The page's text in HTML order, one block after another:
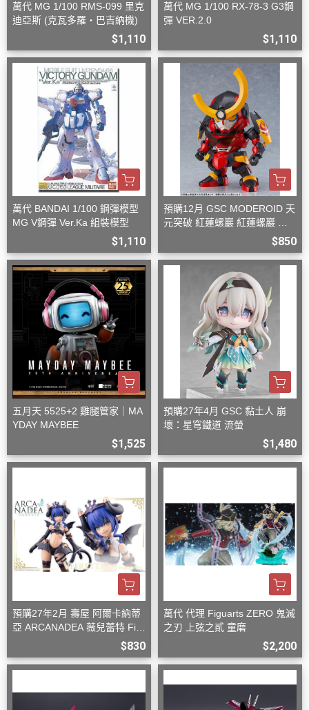
萬代 MG 1/100 RMS-099 里克
迪亞斯 (克瓦多羅・巴吉納機)
$1,110
萬代 MG 1/100 RX-78-3 G3鋼
彈 VER.2.0
$1,110
萬代 BANDAI 1/100 鋼彈模型
MG V鋼彈 Ver.Ka 組裝模型
$1,110
預購12月 GSC MODEROID 天
元突破 紅蓮螺巖 紅蓮螺巖 再
$850
五月天 5525+2 雞腿管家｜MA
YDAY MAYBEE
$1,525
預購27年4月 GSC 黏土人 崩
壞：星穹鐵道 流螢
$1,480
預購27年2月 壽屋 阿爾卡納蒂
亞 ARCANADEA 薇兒蕾特 Firs
$830
萬代 代理 Figuarts ZERO 鬼滅
之刃 上弦之貳 童磨
$2,200